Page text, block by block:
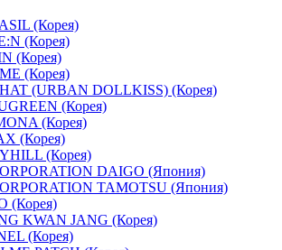
(Корея)
(Корея)
(Корея)
(Корея)
(URBAN DOLLKISS) (Корея)
(Корея)
(Корея)
(Корея)
(Корея)
DAIGO (Япония)
TAMOTSU (Япония)
(Корея)
KWAN JANG (Корея)
(Корея)